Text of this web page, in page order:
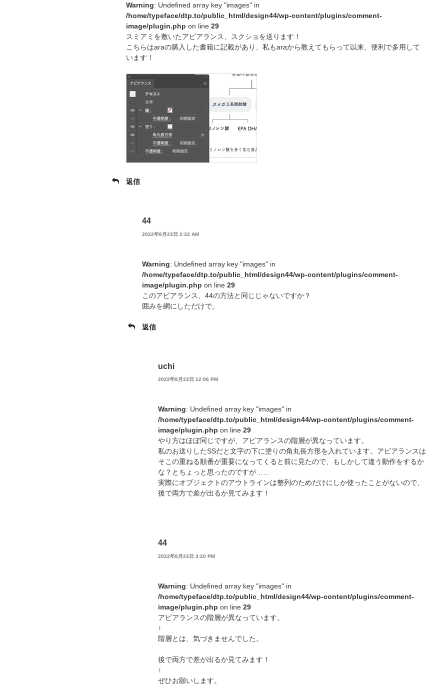
Warning: Undefined array key "images" in
/home/typeface/dtp.to/public_html/design44/wp-content/plugins/comment-
image/plugin.php on line 29
スミアミを敷いたアピアランス、スクショを送ります！
こちらはaraの購入した書籍に記載があり、私もaraから教えてもらって以来、便利で多用して
います！
返信
44
2022年8月23日 2:32 AM
Warning: Undefined array key "images" in
/home/typeface/dtp.to/public_html/design44/wp-content/plugins/comment-
image/plugin.php on line 29
このアピアランス、44の方法と同じじゃないですか？
囲みを網にしただけで。
返信
uchi
2022年8月23日 12:06 PM
Warning: Undefined array key "images" in
/home/typeface/dtp.to/public_html/design44/wp-content/plugins/comment-
image/plugin.php on line 29
やり方はほぼ同じですが、アピアランスの階層が異なっています。
私のお送りしたSSだと文字の下に塗りの角丸長方形を入れています。アピアランスは
そこの重ねる順番が重要になってくると前に見たので、もしかして違う動作をするか
な？とちょっと思ったのですが……
実際にオブジェクトのアウトラインは整列のためだけにしか使ったことがないので、
後で両方で差が出るか見てみます！
44
2022年8月23日 3:20 PM
Warning: Undefined array key "images" in
/home/typeface/dtp.to/public_html/design44/wp-content/plugins/comment-
image/plugin.php on line 29
アピアランスの階層が異なっています。
↑
階層とは、気づきませんでした。
後で両方で差が出るか見てみます！
↑
ぜひお願いします。